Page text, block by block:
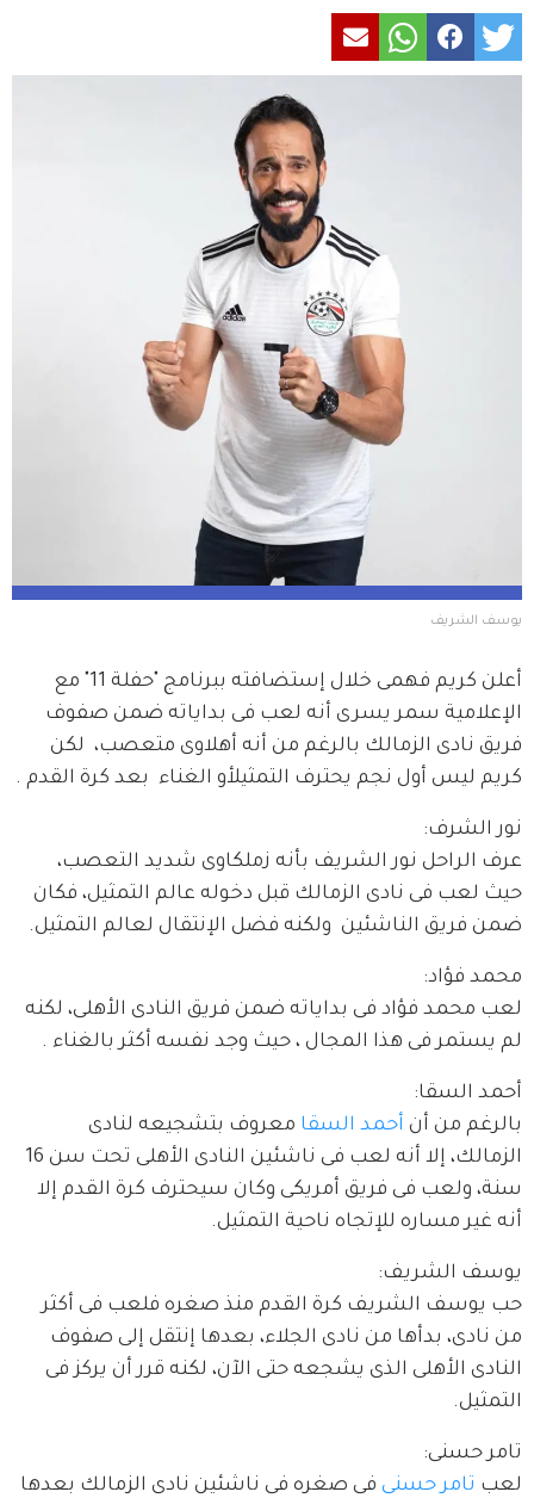
يوسف الشريف
أعلن كريم فهمى خلال إستضافته ببرنامج "حفلة 11" مع
الإعلامية سمر يسرى أنه لعب فى بداياته ضمن صفوف
فريق نادى الزمالك بالرغم من أنه أهلاوى متعصب،  لكن
كريم ليس أول نجم يحترف التمثيلأو الغناء  بعد كرة القدم .
نور الشرف:
عرف الراحل نور الشريف بأنه زملكاوى شديد التعصب،
حيث لعب فى نادى الزمالك قبل دخوله عالم التمثيل، فكان
ضمن فريق الناشئين  ولكنه فضل الإنتقال لعالم التمثيل.
محمد فؤاد:
لعب محمد فؤاد فى بداياته ضمن فريق النادى الأهلى، لكنه
لم يستمر فى هذا المجال ، حيث وجد نفسه أكثر بالغناء .
أحمد السقا:
بالرغم من أن أحمد السقا معروف بتشجيعه لنادى
سنة، ولعب فى فريق أمريكى وكان سيحترف كرة القدم إلا
أنه غير مساره للإتجاه ناحية التمثيل.
يوسف الشريف:
حب يوسف الشريف كرة القدم منذ صغره فلعب فى أكثر
من نادى، بدأها من نادى الجلاء، بعدها إنتقل إلى صفوف
النادى الأهلى الذى يشجعه حتى الآن، لكنه قرر أن يركز فى
التمثيل.
تامر حسنى:
لعب تامر حسنى فى صغره فى ناشئين نادى الزمالك بعدها